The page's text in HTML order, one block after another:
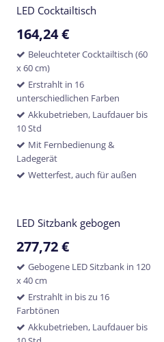
LED Cocktailtisch
164,24€
Beleuchteter Cocktailtisch (60
x 60 cm)
Erstrahlt in 16
unterschiedlichen Farben
Akkubetrieben, Laufdauer bis
10 Std
Mit Fernbedienung &
Ladegerät
Wetterfest, auch für außen
LED Sitzbank gebogen
277,72€
Gebogene LED Sitzbank in 120
x 40 cm
Erstrahlt in bis zu 16
Farbtönen
Akkubetrieben, Laufdauer bis